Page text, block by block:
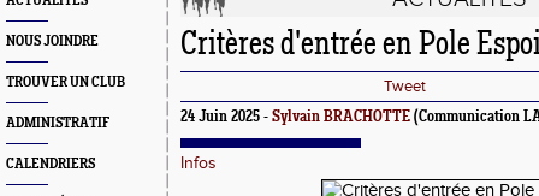
NOUS JOINDRE
TROUVER UN CLUB
ADMINISTRATIF
CALENDRIERS
Critères d'entrée en Pole
Tweet
24 Juin 2025 - Sylvain BRACHOTTE (Communication
Infos